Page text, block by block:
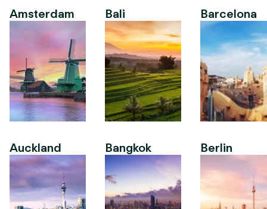
Amsterdam
Auckland
Bali
Bangkok
Barcelona
Berlin